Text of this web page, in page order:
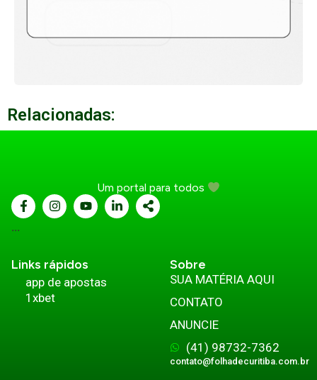
Relacionadas:
Um portal para todos
...
Links rápidos
app de apostas
1xbet
Sobre
SUA MATÉRIA AQUI
CONTATO
ANUNCIE
(41) 98732-7362
contato@folhadecuritiba.com.br